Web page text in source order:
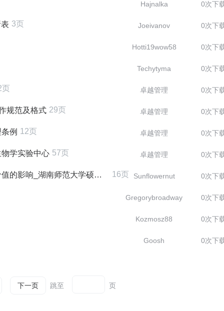
Hajnalka 0次下
3页 Joeivanov 0次下
Hotti19wow58 0次下
Techytyma 0次下
页 卓越管理 0次下
规范及格式 29页 卓越管理 0次下
例 12页 卓越管理 0次下
物学实验中心 57页 卓越管理 0次下
响_湖南师范大学硕士毕业 16页 Sunflowernut 0次下
Gregorybroadway 0次下
Kozmosz88 0次下
Goosh 0次下
下一页 跳至 页